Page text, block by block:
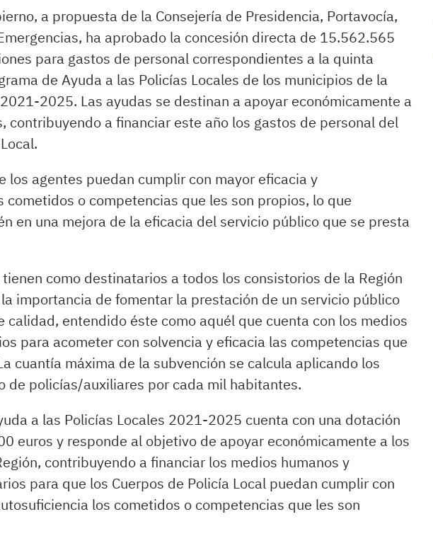
a propuesta de la Consejería de Presidencia, Portavocía,
ha aprobado la concesión directa de 15.562.565
para gastos de personal correspondientes a la quinta
de Ayuda a las Policías Locales de los municipios de la
2025. Las ayudas se destinan a apoyar económicamente a
contribuyendo a financiar este año los gastos de personal del
los agentes puedan cumplir con mayor eficacia y
cometidos o competencias que les son propios, lo que
en una mejora de la eficacia del servicio público que se presta
como destinatarios a todos los consistorios de la Región
importancia de fomentar la prestación de un servicio público
calidad, entendido éste como aquél que cuenta con los medios
para acometer con solvencia y eficacia las competencias que
cuantía máxima de la subvención se calcula aplicando los
de policías/auxiliares por cada mil habitantes.
a las Policías Locales 2021-2025 cuenta con una dotación
euros y responde al objetivo de apoyar económicamente a los
contribuyendo a financiar los medios humanos y
para que los Cuerpos de Policía Local puedan cumplir con
los cometidos o competencias que les son